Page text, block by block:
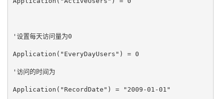
'设置每天访问量为0
Application("EveryDayUsers") = 0
'访问的时间为
Application("RecordDate") = "2009-01-01"